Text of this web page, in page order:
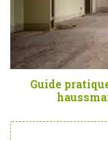
Guide